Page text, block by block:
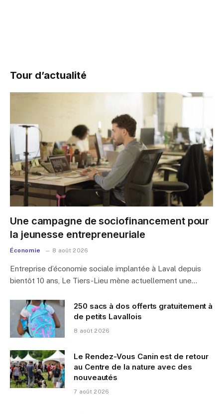
Tour d’actualité
Une campagne de sociofinancement pour
la jeunesse entrepreneuriale
Économie 8 août 2026
Entreprise d’économie sociale implantée à Laval depuis
bientôt 10 ans, Le Tiers-Lieu mène actuellement une…
250 sacs à dos offerts gratuitement à
de petits Lavallois
8 août 2026
Le Rendez-Vous Canin est de retour
au Centre de la nature avec des
nouveautés
7 août 2026